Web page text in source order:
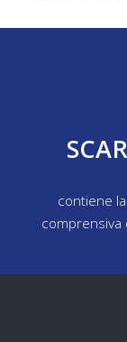
contiene
comprensiva